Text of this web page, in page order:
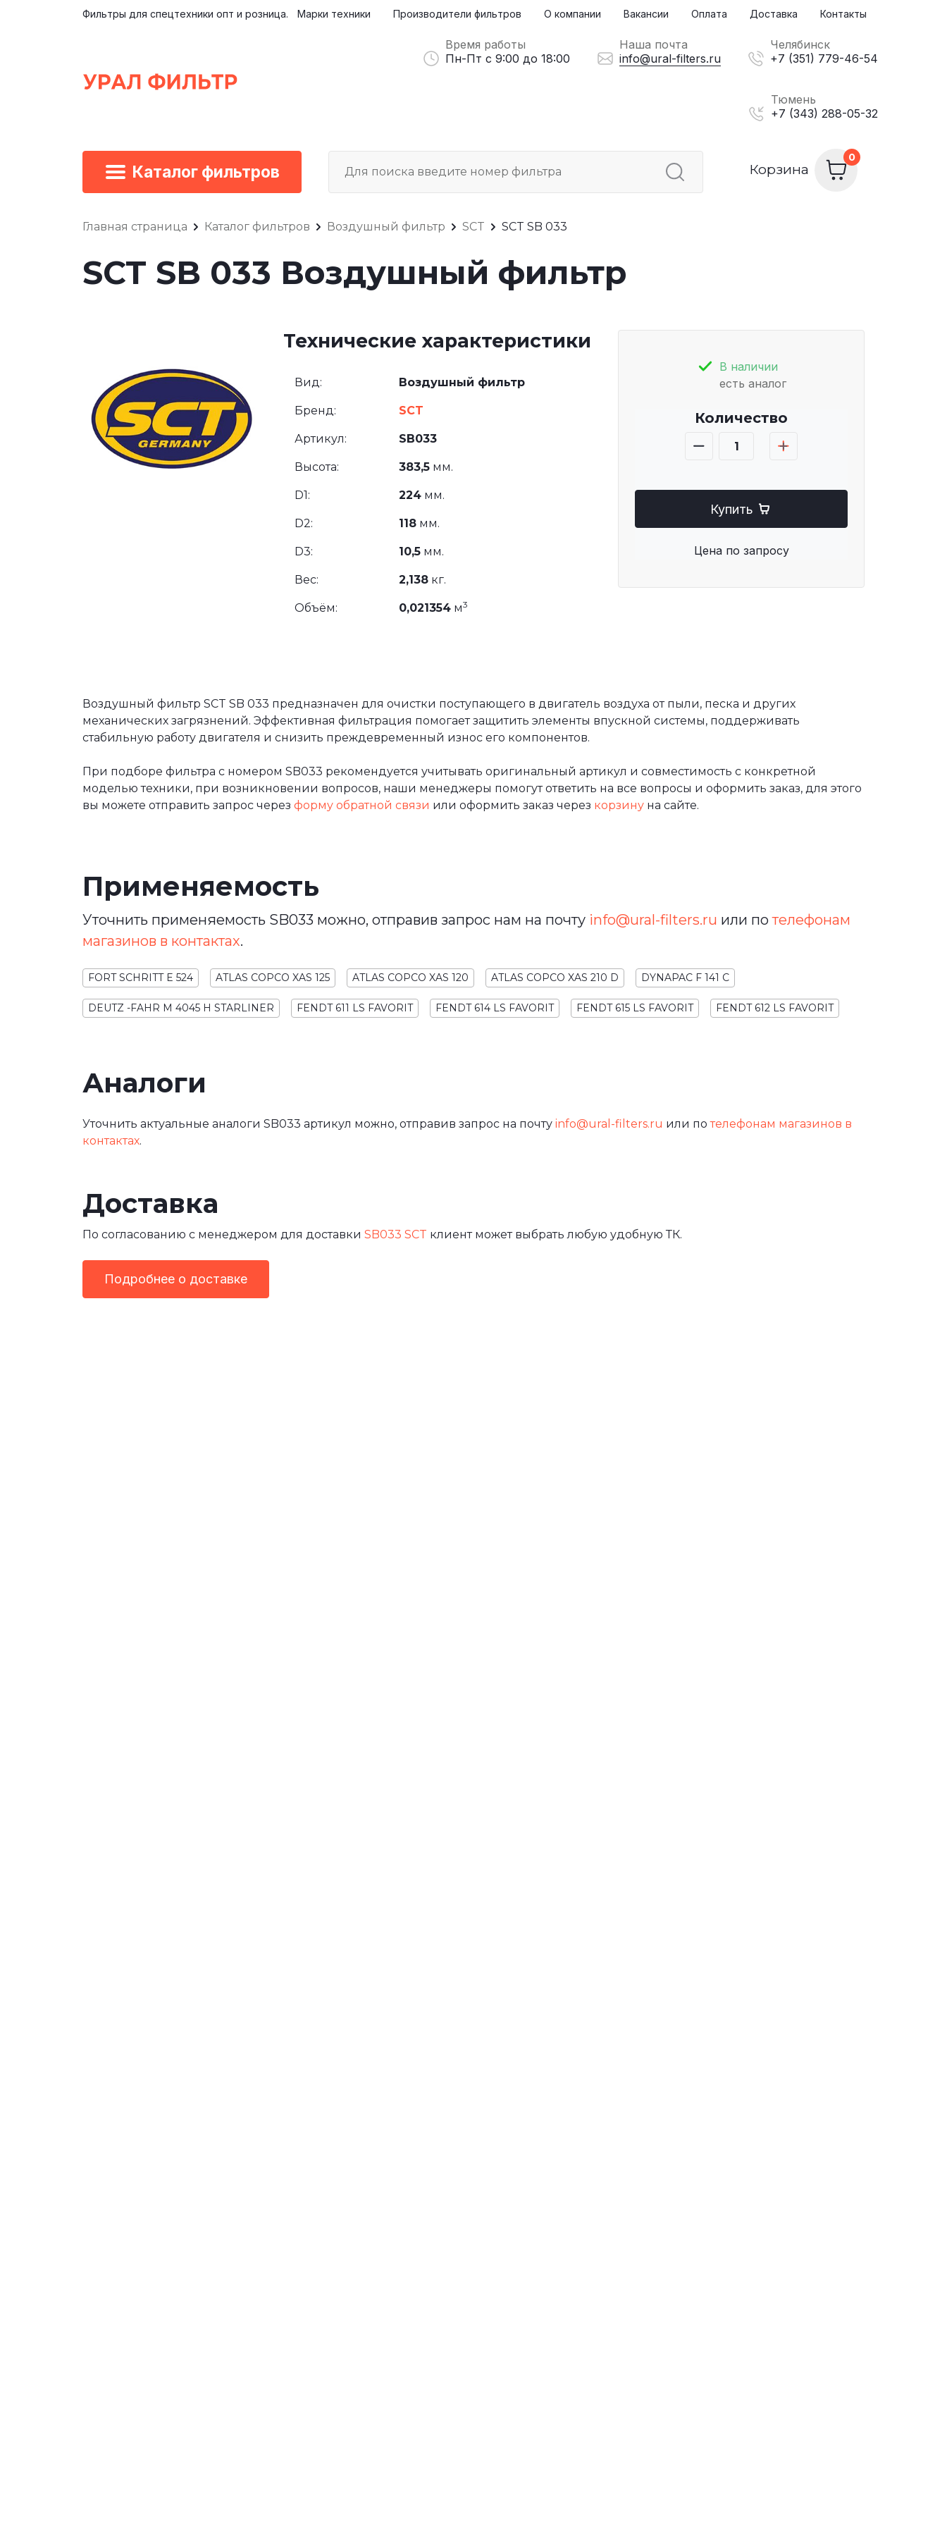
Каталог фильтров Корзина
Фильтры для спецтехники опт и розница. Марки техники Производители фильтров О компании Вакансии Оплата Доставка Контакты
Время работы
Пн-Пт с 9:00 до 18:00
Наша почта
info@ural-filters.ru
Челябинск
+7 (351) 779-46-54
Тюмень
+7 (343) 288-05-32
Главная страница Каталог фильтров Воздушный фильтр SCT SCT SB 033
SCT SB 033 Воздушный фильтр
В наличии
есть аналог
Количество
Купить
Цена по запросу
Технические характеристики
Вид: Воздушный фильтр
Бренд: SCT
Артикул: SB033
Высота: 383,5 мм.
D1: 224 мм.
D2: 118 мм.
D3: 10,5 мм.
Вес: 2,138 кг.
Объём: 0,021354 м3
Воздушный фильтр SCT SB 033 предназначен для очистки поступающего в двигатель воздуха от пыли, песка и других
механических загрязнений. Эффективная фильтрация помогает защитить элементы впускной системы, поддерживать
стабильную работу двигателя и снизить преждевременный износ его компонентов.
При подборе фильтра с номером SB033 рекомендуется учитывать оригинальный артикул и совместимость с конкретной
моделью техники, при возникновении вопросов, наши менеджеры помогут ответить на все вопросы и оформить заказ, для этого
вы можете отправить запрос через форму обратной связи или оформить заказ через корзину на сайте.
Применяемость
Уточнить применяемость SB033 можно, отправив запрос нам на почту info@ural-filters.ru или потелефонам
магазинов в контактах.
FORT SCHRITT E 524 ATLAS COPCO XAS 125 ATLAS COPCO XAS 120 ATLAS COPCO XAS 210 D DYNAPAC F 141 C
DEUTZ -FAHR M 4045 H STARLINER FENDT 611 LS FAVORIT FENDT 614 LS FAVORIT FENDT 615 LS FAVORIT FENDT 612 LS FAVORIT
Аналоги
Уточнить актуальные аналоги SB033 артикул можно, отправив запрос на почту info@ural-filters.ru или потелефонам магазинов в
контактах.
Доставка
По согласованию с менеджером для доставки SB033 SCT клиент может выбрать любую удобную ТК.
Подробнее о доставке